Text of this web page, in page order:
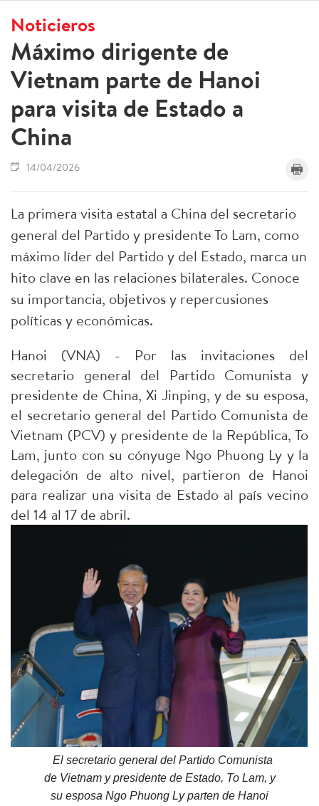
Noticieros
Máximo dirigente de
Vietnam parte de Hanoi
para visita de Estado a
China
14/04/2026
La primera visita estatal a China del secretario
general del Partido y presidente To Lam, como
máximo líder del Partido y del Estado, marca un
hito clave en las relaciones bilaterales. Conoce
su importancia, objetivos y repercusiones
políticas y económicas.
Hanoi (VNA) - Por las invitaciones del
secretario general del Partido Comunista y
presidente de China, Xi Jinping, y de su esposa,
el secretario general del Partido Comunista de
Vietnam (PCV) y presidente de la República, To
Lam, junto con su cónyuge Ngo Phuong Ly y la
delegación de alto nivel, partieron de Hanoi
para realizar una visita de Estado al país vecino
del 14 al 17 de abril.
El secretario general del Partido Comunista
de Vietnam y presidente de Estado, To Lam, y
su esposa Ngo Phuong Ly parten de Hanoi